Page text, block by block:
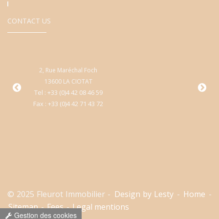
CONTACT US
2, Rue Maréchal Foch
13600 LA CIOTAT
Tel : +33 (0)4 42 08 46 59
Fax : +33 (0)4 42 71 43 72
© 2025 Fleurot Immobilier - Design by Lesty - Home -
Sitemap-Fees-Legal mentions
Gestion des cookies